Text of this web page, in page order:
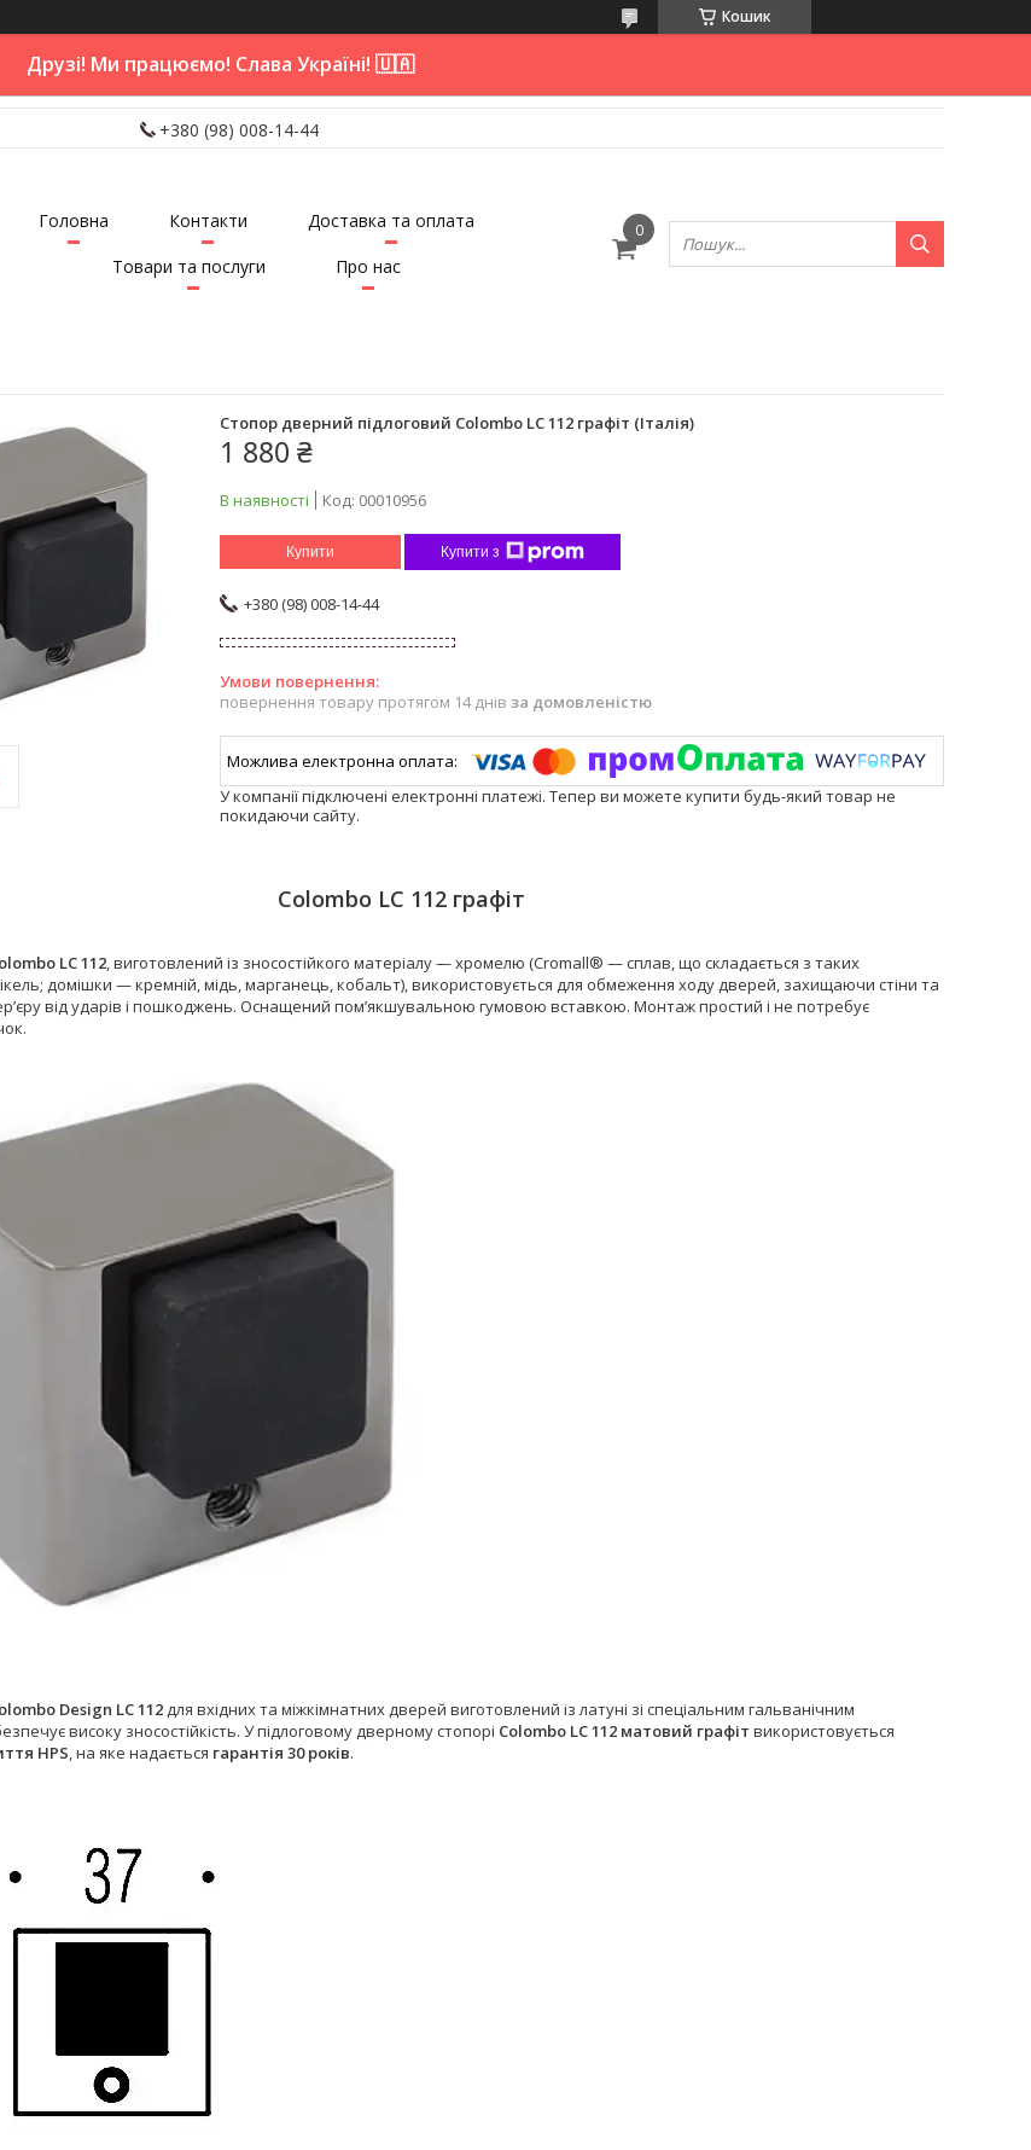
Кошик
Друзі! Ми працюємо! Слава Україні! 🇺🇦
+380 (98) 008-14-44
Головна Контакти
Доставка та оплата
Товари та послуги
Про нас
Стопор дверний підлоговий Colombo LC 112 графіт (Італія)
1 880 ₴
В наявності Код: 00010956
Купити Купити з
+380 (98) 008-14-44
повернення товару протягом 14 днів за домовленістю
У компанії підключені електронні платежі. Тепер ви можете купити будь-який товар не
покидаючи сайту.
Colombo LC 112 графіт
LC 112 виготовлений із зносостійкого матеріалу — хромелю (Cromall® — сплав, що складається з таких
домішки — кремній, мідь, марганець, кобальт), використовується для обмеження ходу дверей, захищаючи стіни та
від ударів і пошкоджень. Оснащений пом’якшувальною гумовою вставкою. Монтаж простий і не потребує
Design LC 112 для вхідних та міжкімнатних дверей виготовлений із латуні зі спеціальним гальванічним
високу зносостійкість. У підлоговому дверному стопорі Colombo LC 112 матовий графіт використовується
HPS , на яке надається гарантія 30 років.